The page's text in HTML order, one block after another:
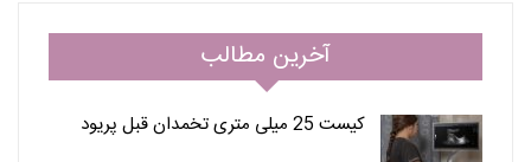
آخرین مطالب
کیست 25 میلی متری تخمدان قبل پریود